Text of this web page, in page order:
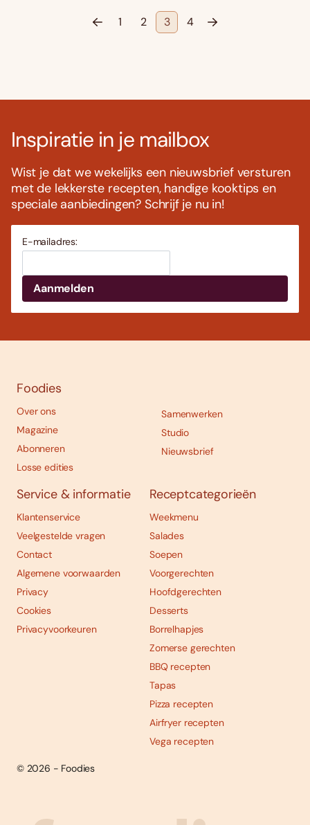
1 2 3 4
Inspiratie in je mailbox
Wist je dat we wekelijks een nieuwsbrief versturen
met de lekkerste recepten, handige kooktips en
speciale aanbiedingen? Schrijf je nu in!
E-mailadres:
Foodies
Over ons
Magazine
Abonneren
Losse edities
Samenwerken
Studio
Nieuwsbrief
Service & informatie
Klantenservice
Veelgestelde vragen
Contact
Algemene voorwaarden
Privacy
Cookies
Privacyvoorkeuren
Receptcategorieën
Weekmenu
Salades
Soepen
Voorgerechten
Hoofdgerechten
Desserts
Borrelhapjes
Zomerse gerechten
BBQ recepten
Tapas
Pizza recepten
Airfryer recepten
Vega recepten
© 2026 - Foodies